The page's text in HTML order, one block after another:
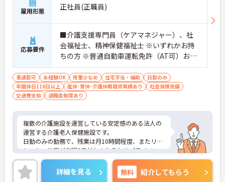
雇用形態 正社員(正職員)
応募要件
■介護支援専門員（ケアマネジャー）、社
会福祉士、精神保健福祉士 ※いずれかお持
ちの方 ※普通自動車運転免許（AT可）お持
ちの方尚可 ※ワード、エクセルの操作（入
力作業）が可能な方。
車通勤可 未経験OK 残業少なめ 住宅手当・補助
日勤のみ
年間休日110日以上
産休･育休･介護休暇取得実績あり
社会保険完備
交通費支給
退職金制度あり
複数の介護施設を運営している安定感のある法人の
運営する介護老人保健施設です。
日勤のみの勤務で、残業は月10時間程度、またリフ
レッシュ休暇が年間6日付与されるためプライベー
トを大切にしながら働いていただく事ができます。
ご興味のある方は面接対策ポイントなどお話致しま
すのでお気軽にお問い合わせください。
詳細を見る 無料 紹介してもらう